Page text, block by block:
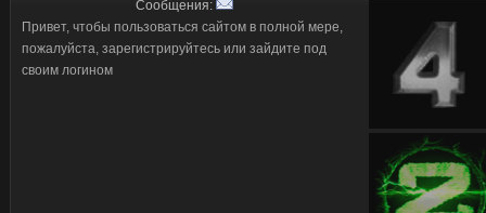
Сообщения:
Привет, чтобы пользоваться сайтом в полной мере,
пожалуйста, зарегистрируйтесь или зайдите под
своим логином